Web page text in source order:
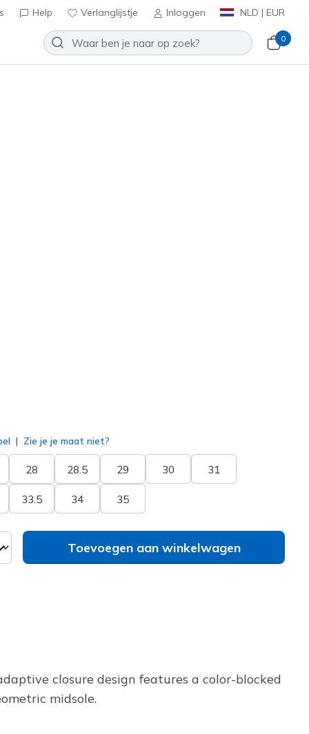
Help Verlanglijstje Inloggen NLD | EUR
0
Zie je je maat niet?
28 28.5 29 30 31
33.5 34 35
Toevoegen aan winkelwagen
closure design features a color-blocked
midsole.